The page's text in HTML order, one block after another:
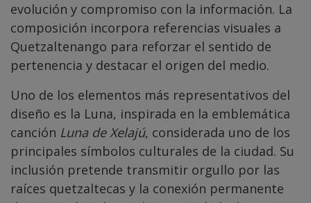
evolución y compromiso con la información. La
composición incorpora referencias visuales a
Quetzaltenango para reforzar el sentido de
pertenencia y destacar el origen del medio.
Uno de los elementos más representativos del
diseño es la Luna, inspirada en la emblemática
canción Luna de Xelajú, considerada uno de los
principales símbolos culturales de la ciudad. Su
inclusión pretende transmitir orgullo por las
raíces quetzaltecas y la conexión permanente